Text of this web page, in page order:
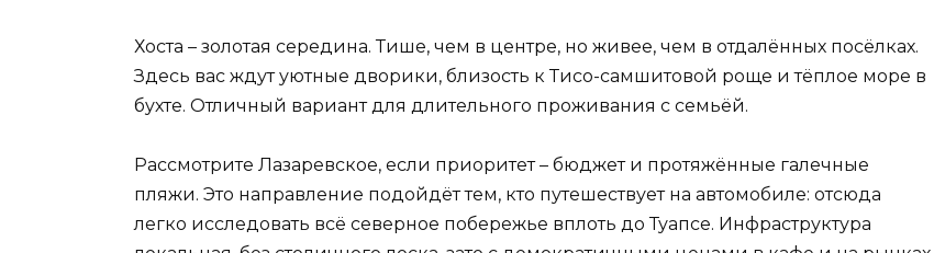
Хоста – золотая середина. Тише, чем в центре, но живее, чем в отдалённых посёлках.
Здесь вас ждут уютные дворики, близость к Тисо-самшитовой роще и тёплое море в
бухте. Отличный вариант для длительного проживания с семьёй.
Рассмотрите Лазаревское, если приоритет – бюджет и протяжённые галечные
пляжи. Это направление подойдёт тем, кто путешествует на автомобиле: отсюда
легко исследовать всё северное побережье вплоть до Туапсе. Инфраструктура